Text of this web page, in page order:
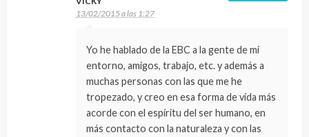
13/02/2015 a las 1:27
Yo he hablado de la EBC a la gente de mi
entorno, amigos, trabajo, etc. y además a
muchas personas con las que me he
tropezado, y creo en esa forma de vida más
acorde con el espíritu del ser humano, en
más contacto con la naturaleza y con las